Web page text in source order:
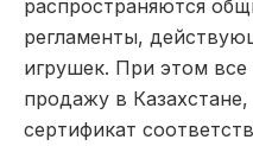
распространяются
регламенты,
игрушек. При этом
продажу в
сертификат